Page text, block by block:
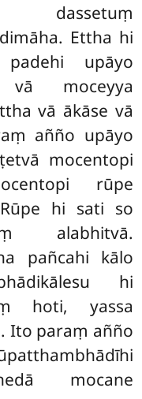
dassetuṃ
Ettha hi
padehi upāyo
vā moceyya
vā ākāse vā
añño upāyo
mocentopi
rūpe
hi sati so
alabhitvā.
pañcahi kālo
hi
hoti, yassa
Ito paraṃ añño
mocane